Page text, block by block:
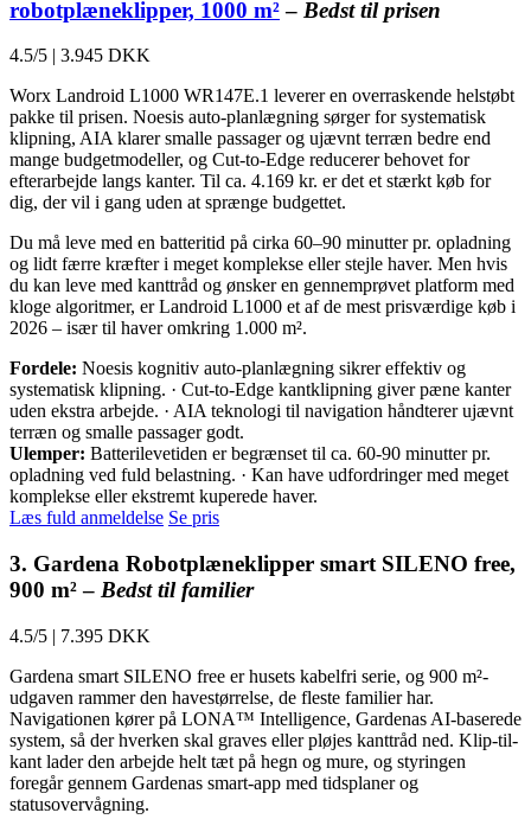
robotplæneklipper, 1000 m²– Bedst til prisen
4.5/5 | 3.945 DKK
Worx Landroid L1000 WR147E.1 leverer en overraskende helstøbt
pakke til prisen. Noesis auto-planlægning sørger for systematisk
klipning, AIA klarer smalle passager og ujævnt terræn bedre end
mange budgetmodeller, og Cut-to-Edge reducerer behovet for
efterarbejde langs kanter. Til ca. 4.169 kr. er det et stærkt køb for
dig, der vil i gang uden at sprænge budgettet.
Du må leve med en batteritid på cirka 60–90 minutter pr. opladning
og lidt færre kræfter i meget komplekse eller stejle haver. Men hvis
du kan leve med kanttråd og ønsker en gennemprøvet platform med
kloge algoritmer, er Landroid L1000 et af de mest prisværdige køb i
2026 – især til haver omkring 1.000 m².
Fordele: Noesis kognitiv auto-planlægning sikrer effektiv og
systematisk klipning. · Cut-to-Edge kantklipning giver pæne kanter
uden ekstra arbejde. · AIA teknologi til navigation håndterer ujævnt
terræn og smalle passager godt.
Ulemper: Batterilevetiden er begrænset til ca. 60-90 minutter pr.
opladning ved fuld belastning. · Kan have udfordringer med meget
komplekse eller ekstremt kuperede haver.
Læs fuld anmeldelse Se pris
3. Gardena Robotplæneklipper smart SILENO free,
900 m² – Bedst til familier
4.5/5 | 7.395 DKK
Gardena smart SILENO free er husets kabelfri serie, og 900 m²-
udgaven rammer den havestørrelse, de fleste familier har.
Navigationen kører på LONA™ Intelligence, Gardenas AI-baserede
system, så der hverken skal graves eller pløjes kanttråd ned. Klip-til-
kant lader den arbejde helt tæt på hegn og mure, og styringen
foregår gennem Gardenas smart-app med tidsplaner og
statusovervågning.